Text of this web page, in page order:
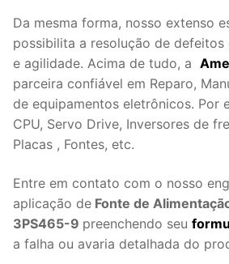
Da mesma forma, nosso extenso
possibilita a resolução de
e agilidade. Acima de tudo, a
parceira confiável em Reparo,
de equipamentos eletrônicos. Por
CPU, Servo Drive, Inversores de
Placas , Fontes, etc.
Entre em contato com o nosso
aplicação de Fonte de
3PS465-9 preenchendo seu
a falha ou avaria detalhada do